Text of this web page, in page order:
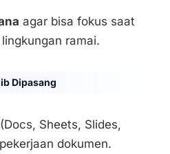
agar bisa fokus saat
ramai.
Dipasang
(Docs, Sheets, Slides,
dokumen.